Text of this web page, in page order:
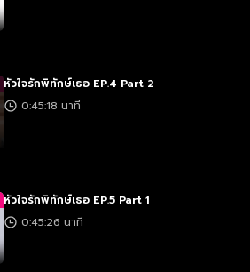
หัวใจรักพิทักษ์เธอ EP.4 Part 2
0:45:18 นาที
หัวใจรักพิทักษ์เธอ EP.5 Part 1
0:45:26 นาที